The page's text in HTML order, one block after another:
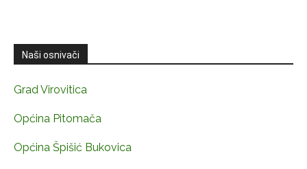
Naši osnivači
Grad Virovitica
Općina Pitomača
Općina Špišić Bukovica